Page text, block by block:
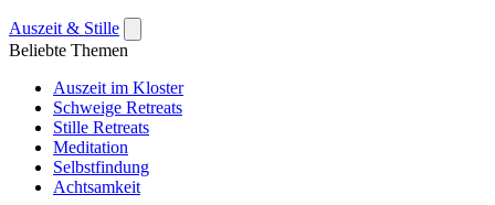
Auszeit & Stille
Beliebte Themen
Auszeit im Kloster
Schweige Retreats
Stille Retreats
Meditation
Selbstfindung
Achtsamkeit